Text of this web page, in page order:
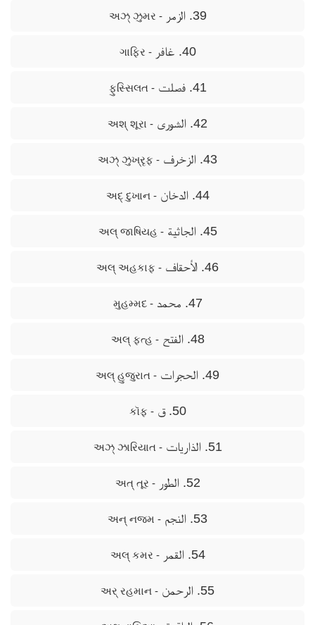
39. الزمر - અઝ્ ઝુમર
40. غافر - ગાફિર
41. فصلت - ફુસ્સિલત
42. الشورى - અશ્ શૂરા
43. الزخرف - અઝ્ ઝુખ્રૃફ
44. الدخان - અદ્ દુખાન
45. الجاثية - અલ્ જાષિયહ
46. الأحقاف - અલ્ અહકાફ
47. محمد - મુહમ્મદ
48. الفتح - અલ્ ફત્હ
49. الحجرات - અલ્ હુજુરાત
50. ق - કૉફ
51. الذاريات - અઝ્ ઝારિયાત
52. الطور - અત્ તૂર
53. النجم - અન્ નજમ
54. القمر - અલ્ કમર
55. الرحمن - અર્ રહમાન